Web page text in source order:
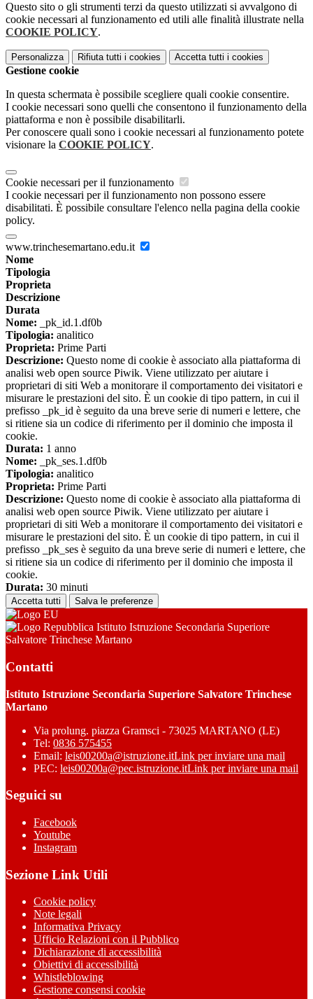
Questo sito o gli strumenti terzi da questo utilizzati si avvalgono di
cookie necessari al funzionamento ed utili alle finalità illustrate nella
COOKIE POLICY.
Personalizza Rifiuta tutti i cookies Accetta tutti i cookies
Gestione cookie
In questa schermata è possibile scegliere quali cookie consentire.
I cookie necessari sono quelli che consentono il funzionamento della
piattaforma e non è possibile disabilitarli.
Per conoscere quali sono i cookie necessari al funzionamento potete
visionare la COOKIE POLICY.
Cookie necessari per il funzionamento
I cookie necessari per il funzionamento non possono essere
disabilitati. È possibile consultare l'elenco nella pagina della cookie
policy.
www.trinchesemartano.edu.it
Nome
Tipologia
Proprieta
Descrizione
Durata
Nome: _pk_id.1.df0b
Tipologia: analitico
Proprieta: Prime Parti
Descrizione: Questo nome di cookie è associato alla piattaforma di
analisi web open source Piwik. Viene utilizzato per aiutare i
proprietari di siti Web a monitorare il comportamento dei visitatori e
misurare le prestazioni del sito. È un cookie di tipo pattern, in cui il
prefisso _pk_id è seguito da una breve serie di numeri e lettere, che
si ritiene sia un codice di riferimento per il dominio che imposta il
cookie.
Durata: 1 anno
Nome: _pk_ses.1.df0b
Tipologia: analitico
Proprieta: Prime Parti
Descrizione: Questo nome di cookie è associato alla piattaforma di
analisi web open source Piwik. Viene utilizzato per aiutare i
proprietari di siti Web a monitorare il comportamento dei visitatori e
misurare le prestazioni del sito. È un cookie di tipo pattern, in cui il
prefisso _pk_ses è seguito da una breve serie di numeri e lettere, che
si ritiene sia un codice di riferimento per il dominio che imposta il
cookie.
Durata: 30 minuti
Accetta tutti Salva le preferenze
Istituto Istruzione Secondaria Superiore
Salvatore Trinchese Martano
Contatti
Istituto Istruzione Secondaria Superiore Salvatore Trinchese
Martano
Via prolung. piazza Gramsci - 73025 MARTANO (LE)
Tel: 0836 575455
Email: leis00200a@istruzione.itLink per inviare una mail
PEC: leis00200a@pec.istruzione.itLink per inviare una mail
Seguici su
Facebook
Youtube
Instagram
Sezione Link Utili
Cookie policy
Note legali
Informativa Privacy
Ufficio Relazioni con il Pubblico
Dichiarazione di accessibilità
Obiettivi di accessibilità
Whistleblowing
Gestione consensi cookie